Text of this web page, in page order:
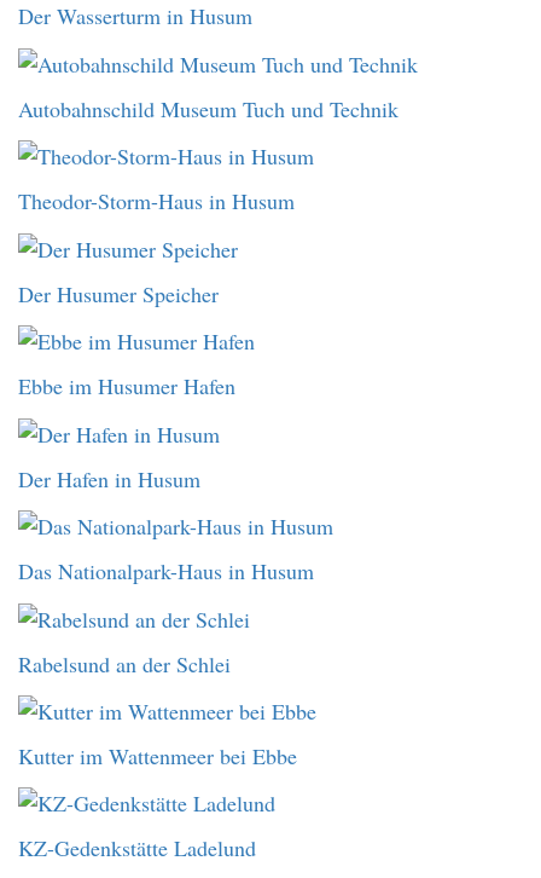
Der Wasserturm in Husum
Autobahnschild Museum Tuch und Technik
Theodor-Storm-Haus in Husum
Der Husumer Speicher
Ebbe im Husumer Hafen
Der Hafen in Husum
Das Nationalpark-Haus in Husum
Rabelsund an der Schlei
Kutter im Wattenmeer bei Ebbe
KZ-Gedenkstätte Ladelund